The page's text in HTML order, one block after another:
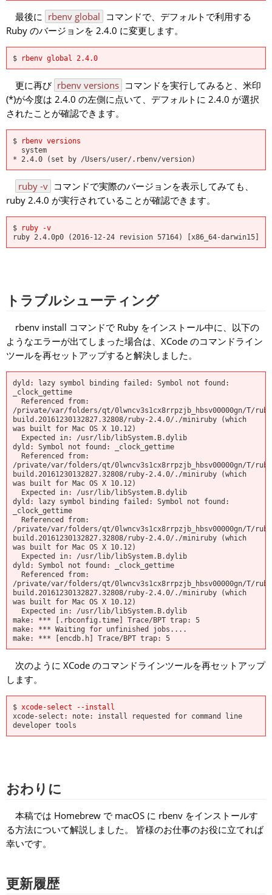
最後に rbenv global コマンドで、デフォルトで利用する
Ruby のバージョンを 2.4.0 に変更します。
$ rbenv global 2.4.0
更に再び rbenv versions コマンドを実行してみると、米印
(*)が今度は 2.4.0 の左側に点いて、デフォルトに 2.4.0 が選択
されたことが確認できます。
$ rbenv versions
system
ruby -v コマンドで実際のバージョンを表示してみても、
ruby 2.4.0 が実行されていることが確認できます。
$ ruby -v
トラブルシューティング
rbenv install コマンドで Ruby をインストール中に、以下の
ようなエラーが出てしまった場合は、XCode のコマンドライン
ツールを再セットアップすると解決しました。
dyld: lazy symbol binding failed: Symbol not found:
_clock_gettime
/private/var/folders/qt/0lwncv3s1cx8rrpzjb_hbsv00000gn/T/
build.20161230132827.32808/ruby-2.4.0/./miniruby (which
was built for Mac OS X 10.12)
dyld: Symbol not found: _clock_gettime
/private/var/folders/qt/0lwncv3s1cx8rrpzjb_hbsv00000gn/T/
build.20161230132827.32808/ruby-2.4.0/./miniruby (which
was built for Mac OS X 10.12)
dyld: lazy symbol binding failed: Symbol not found:
_clock_gettime
/private/var/folders/qt/0lwncv3s1cx8rrpzjb_hbsv00000gn/T/
build.20161230132827.32808/ruby-2.4.0/./miniruby (which
was built for Mac OS X 10.12)
dyld: Symbol not found: _clock_gettime
/private/var/folders/qt/0lwncv3s1cx8rrpzjb_hbsv00000gn/T/
build.20161230132827.32808/ruby-2.4.0/./miniruby (which
was built for Mac OS X 10.12)
make: *** [.rbconfig.time] Trace/BPT trap: 5
make: *** Waiting for unfinished jobs....
次のように XCode のコマンドラインツールを再セットアップ
します。
$ xcode-select --install
xcode-select: note: install requested for command line
おわりに
本稿では Homebrew で macOS に rbenv をインストールす
る方法について解説しました。 皆様のお仕事のお役に立てれば
幸いです。
更新履歴